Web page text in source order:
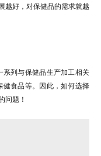
越好，对保健品的需求就越
系列与保健品生产加工相关
健食品等。因此，如何选择
问题！